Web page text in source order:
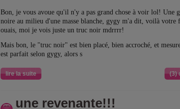
Bon, je vous avoue qu'il n'y a pas grand chose à voir lol! Une
noire au milieu d'une masse blanche, gygy m'a dit, voilà votre
ouais, moi je vois juste un truc noir mdrrrr!
Mais bon, le "truc noir" est bien placé, bien accroché, et
est parfait selon gygy, alors s
lire la suite (3)
une revenante!!!